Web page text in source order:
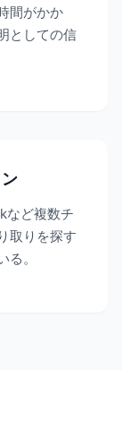
間がかか
としての信
など複数チ
取りを探す
。